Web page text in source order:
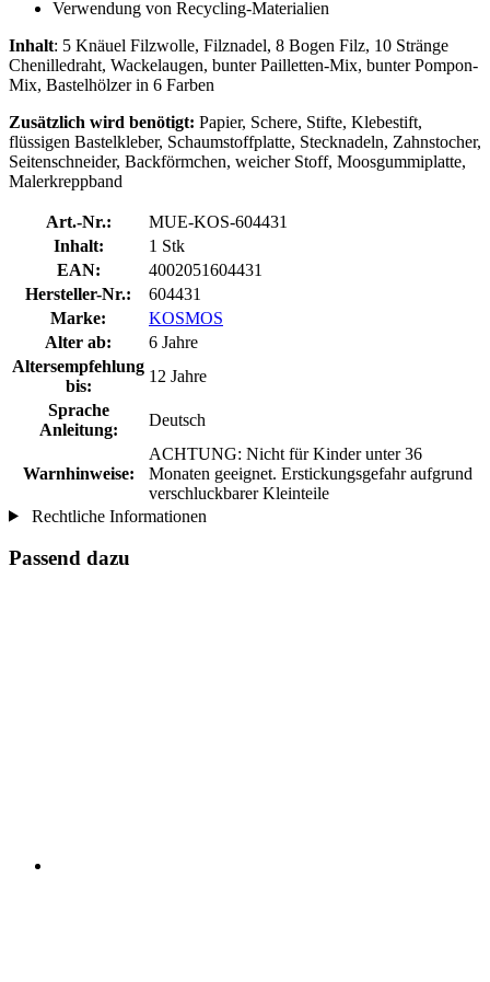
Verwendung von Recycling-Materialien
Inhalt: 5 Knäuel Filzwolle, Filznadel, 8 Bogen Filz, 10 Stränge
Chenilledraht, Wackelaugen, bunter Pailletten-Mix, bunter Pompon-
Mix, Bastelhölzer in 6 Farben
Zusätzlich wird benötigt: Papier, Schere, Stifte, Klebestift,
flüssigen Bastelkleber, Schaumstoffplatte, Stecknadeln, Zahnstocher,
Seitenschneider, Backförmchen, weicher Stoff, Moosgummiplatte,
Malerkreppband
Art.-Nr.:
MUE-KOS-604431
Inhalt:
1 Stk
EAN:
4002051604431
Hersteller-Nr.:
604431
Marke:
KOSMOS
Alter ab:
6 Jahre
Altersempfehlung
bis:
12 Jahre
Sprache
Anleitung:
Deutsch
Warnhinweise:
ACHTUNG: Nicht für Kinder unter 36
Monaten geeignet. Erstickungsgefahr aufgrund
verschluckbarer Kleinteile
Rechtliche Informationen
Passend dazu